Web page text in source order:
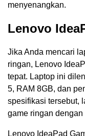
menyenangkan.
Lenovo
Jika Anda mencari
ringan, Lenovo
tepat. Laptop ini
5, RAM 8GB, dan
spesifikasi tersebut,
game ringan
Lenovo IdeaPad